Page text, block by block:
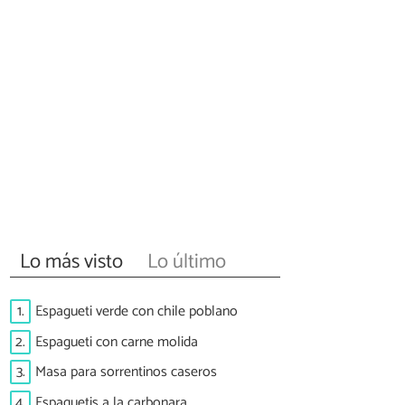
Lo más visto Lo último
1. Espagueti verde con chile poblano
2. Espagueti con carne molida
3. Masa para sorrentinos caseros